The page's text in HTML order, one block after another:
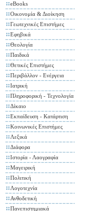
eBooks
Οικονομία & Διοίκηση
Γεωτεχνικές Επιστήμες
Εφηβικά
Θεολογία
Παιδικά
Θετικές Επιστήμες
Περιβάλλον - Ενέργεια
Ιατρική
Πληροφορική - Τεχνολογία
Δίκαιο
Εκπαίδευση - Κατάρτιση
Κοινωνικές Επιστήμες
Λεξικά
Διάφορα
Ιστορία - Λαογραφία
Μαγειρική
Πολιτική
Λογοτεχνία
Ανθοδετική
Πανεπιστημιακά